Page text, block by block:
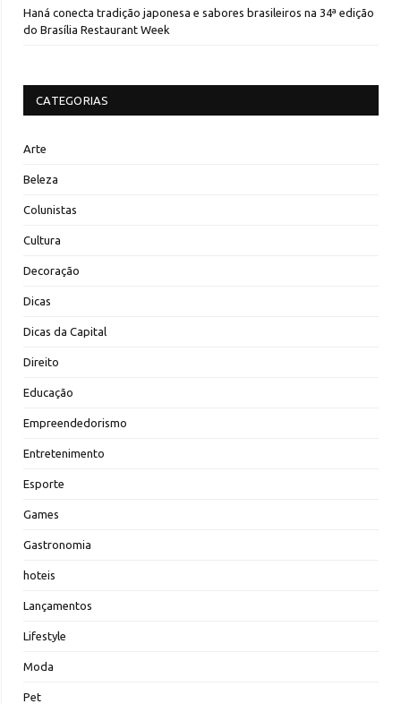
Haná conecta tradição japonesa e sabores brasileiros na 34ª edição
do Brasília Restaurant Week
CATEGORIAS
Arte
Beleza
Colunistas
Cultura
Decoração
Dicas
Dicas da Capital
Direito
Educação
Empreendedorismo
Entretenimento
Esporte
Games
Gastronomia
hoteis
Lançamentos
Lifestyle
Moda
Pet